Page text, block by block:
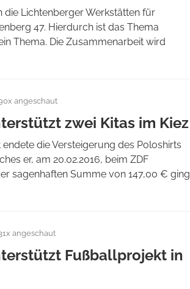
die Lichtenberger Werkstätten für
47. Hierdurch ist das Thema
Thema. Die Zusammenarbeit wird
angeschaut
zwei Kitas im Kiez
die Versteigerung des Poloshirts
er, am 20.02.2016, beim ZDF
sagenhaften Summe von 147,00 € ging
angeschaut
Fußballprojekt in